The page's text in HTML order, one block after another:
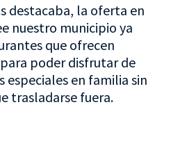
destacaba, la oferta en
nuestro municipio ya
que ofrecen
poder disfrutar de
especiales en familia sin
trasladarse fuera.